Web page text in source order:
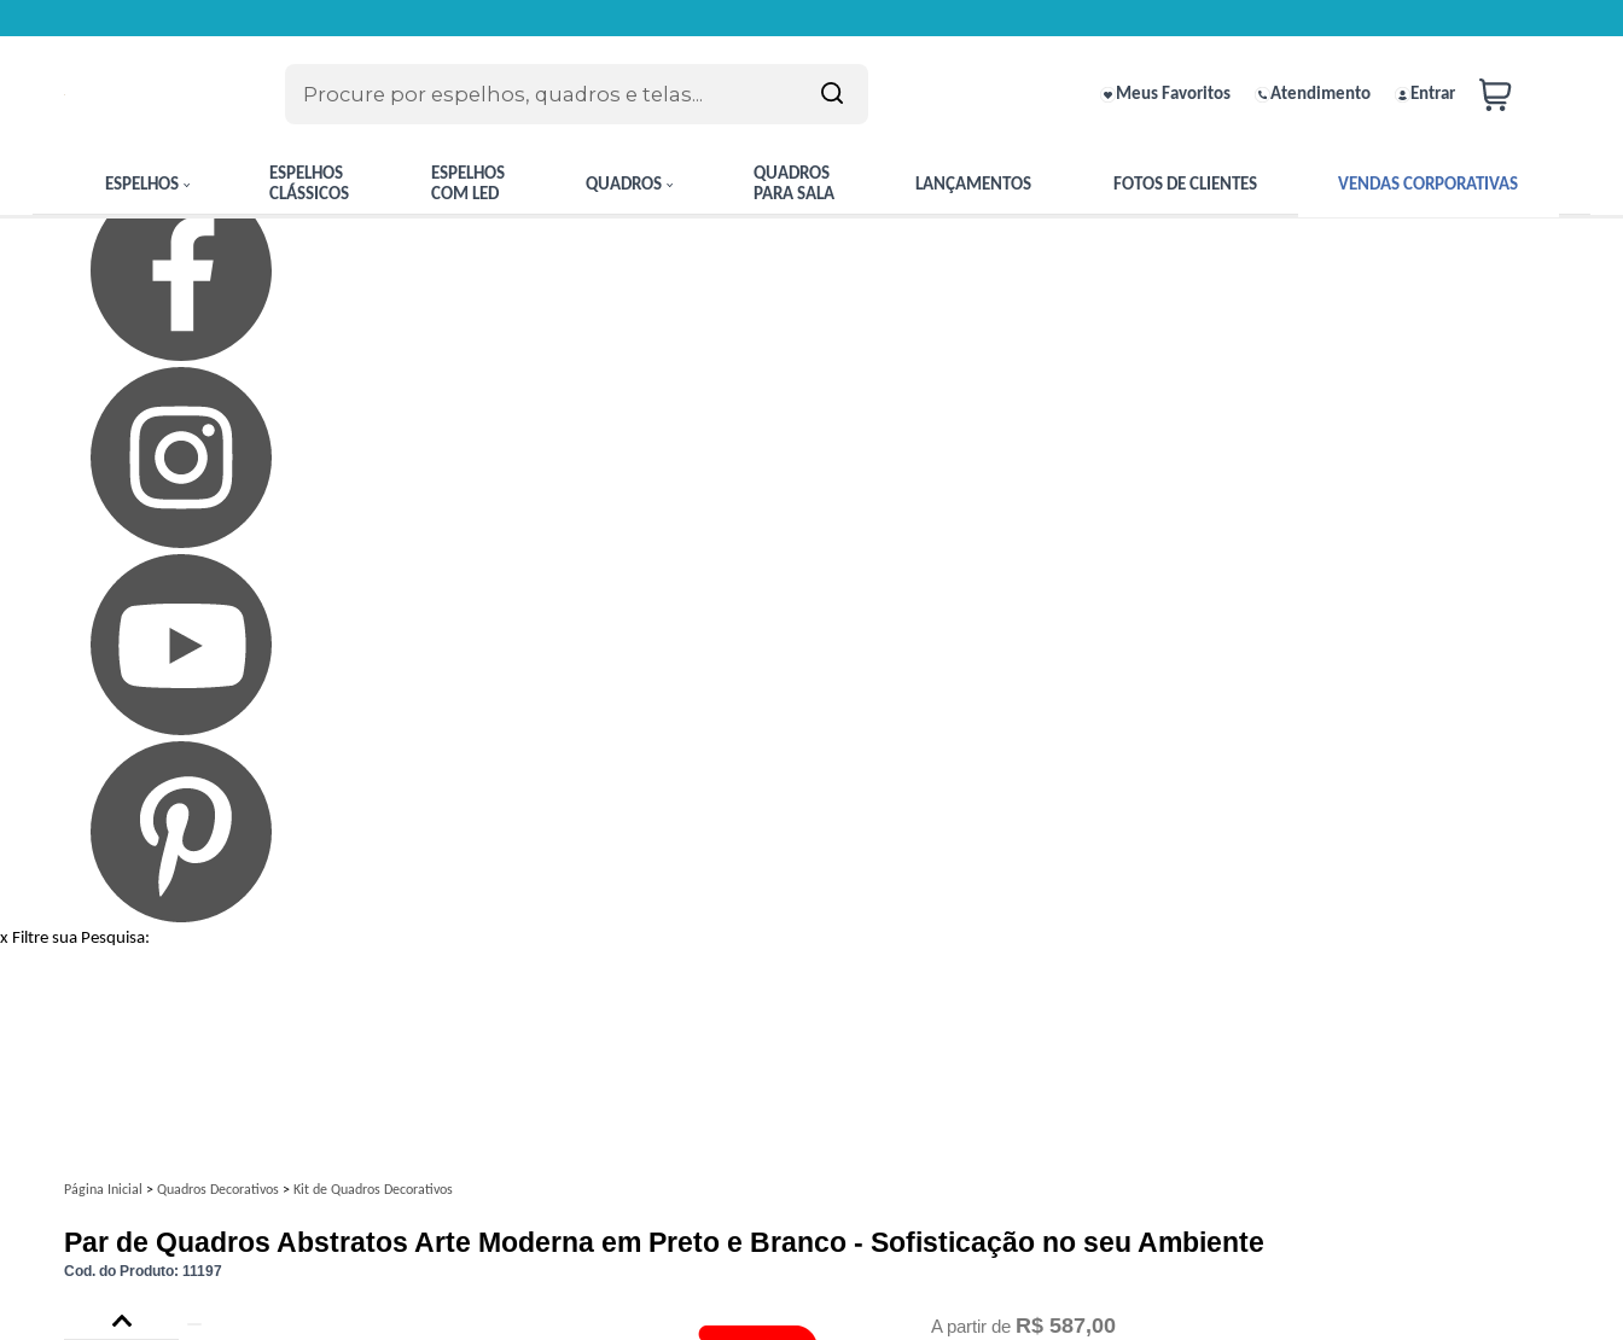
x Filtre sua Pesquisa:
Meus Favoritos Atendimento Entrar
ESPELHOS
ESPELHOS
CLÁSSICOS
ESPELHOS
COM LED
QUADROS
QUADROS
PARA SALA
LANÇAMENTOS FOTOS DE CLIENTES VENDAS CORPORATIVAS
Página Inicial > Quadros Decorativos > Kit de Quadros Decorativos
Par de Quadros Abstratos Arte Moderna em Preto e Branco - Sofisticação no seu Ambiente
Cod. do Produto: 11197
A partir de R$ 587,00